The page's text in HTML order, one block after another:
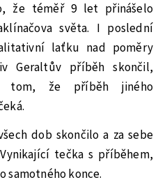
že téměř 9 let přinášelo
světa. I poslední
laťku nad poměry
Geraltův příběh skončil,
tom, že příběh jiného
dob skončilo a za sebe
tečka s příběhem,
samotného konce.